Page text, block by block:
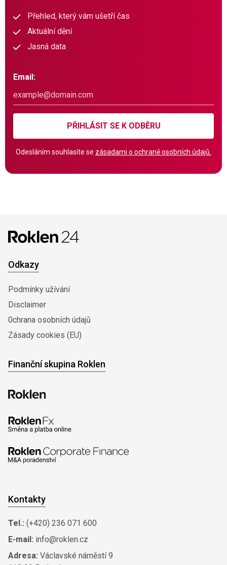
Přehled, který vám ušetří čas
Aktuální dění
Jasná data
Email:
PŘIHLÁSIT SE K ODBĚRU
Odesláním souhlasíte se zásadami o ochraně osobních údajů.
Odkazy
Podmínky užívání
Disclaimer
0chrana osobních údajů
Zásady cookies (EU)
Finanční skupina Roklen
Kontakty
Tel.: (+420) 236 071 600
E-mail: info@roklen.cz
Adresa: Václavské náměstí 9